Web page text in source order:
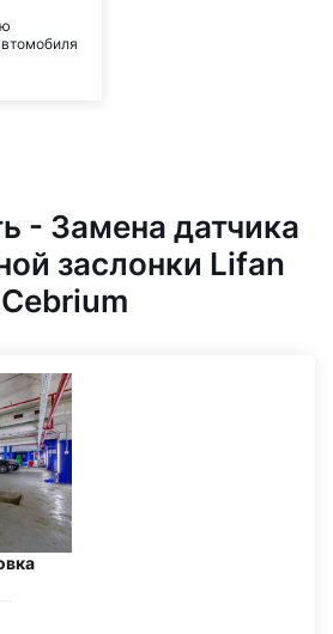
- Замена датчика
заслонки Lifan
Cebrium